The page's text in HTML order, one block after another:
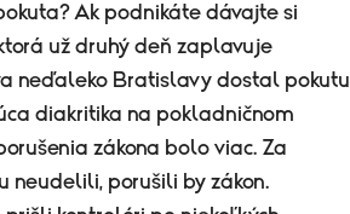
Ak podnikáte dávajte si
už druhý deň zaplavuje
neďaleko Bratislavy dostal pokutu
diakritika na pokladničnom
zákona bolo viac. Za
neudelili, porušili by zákon.